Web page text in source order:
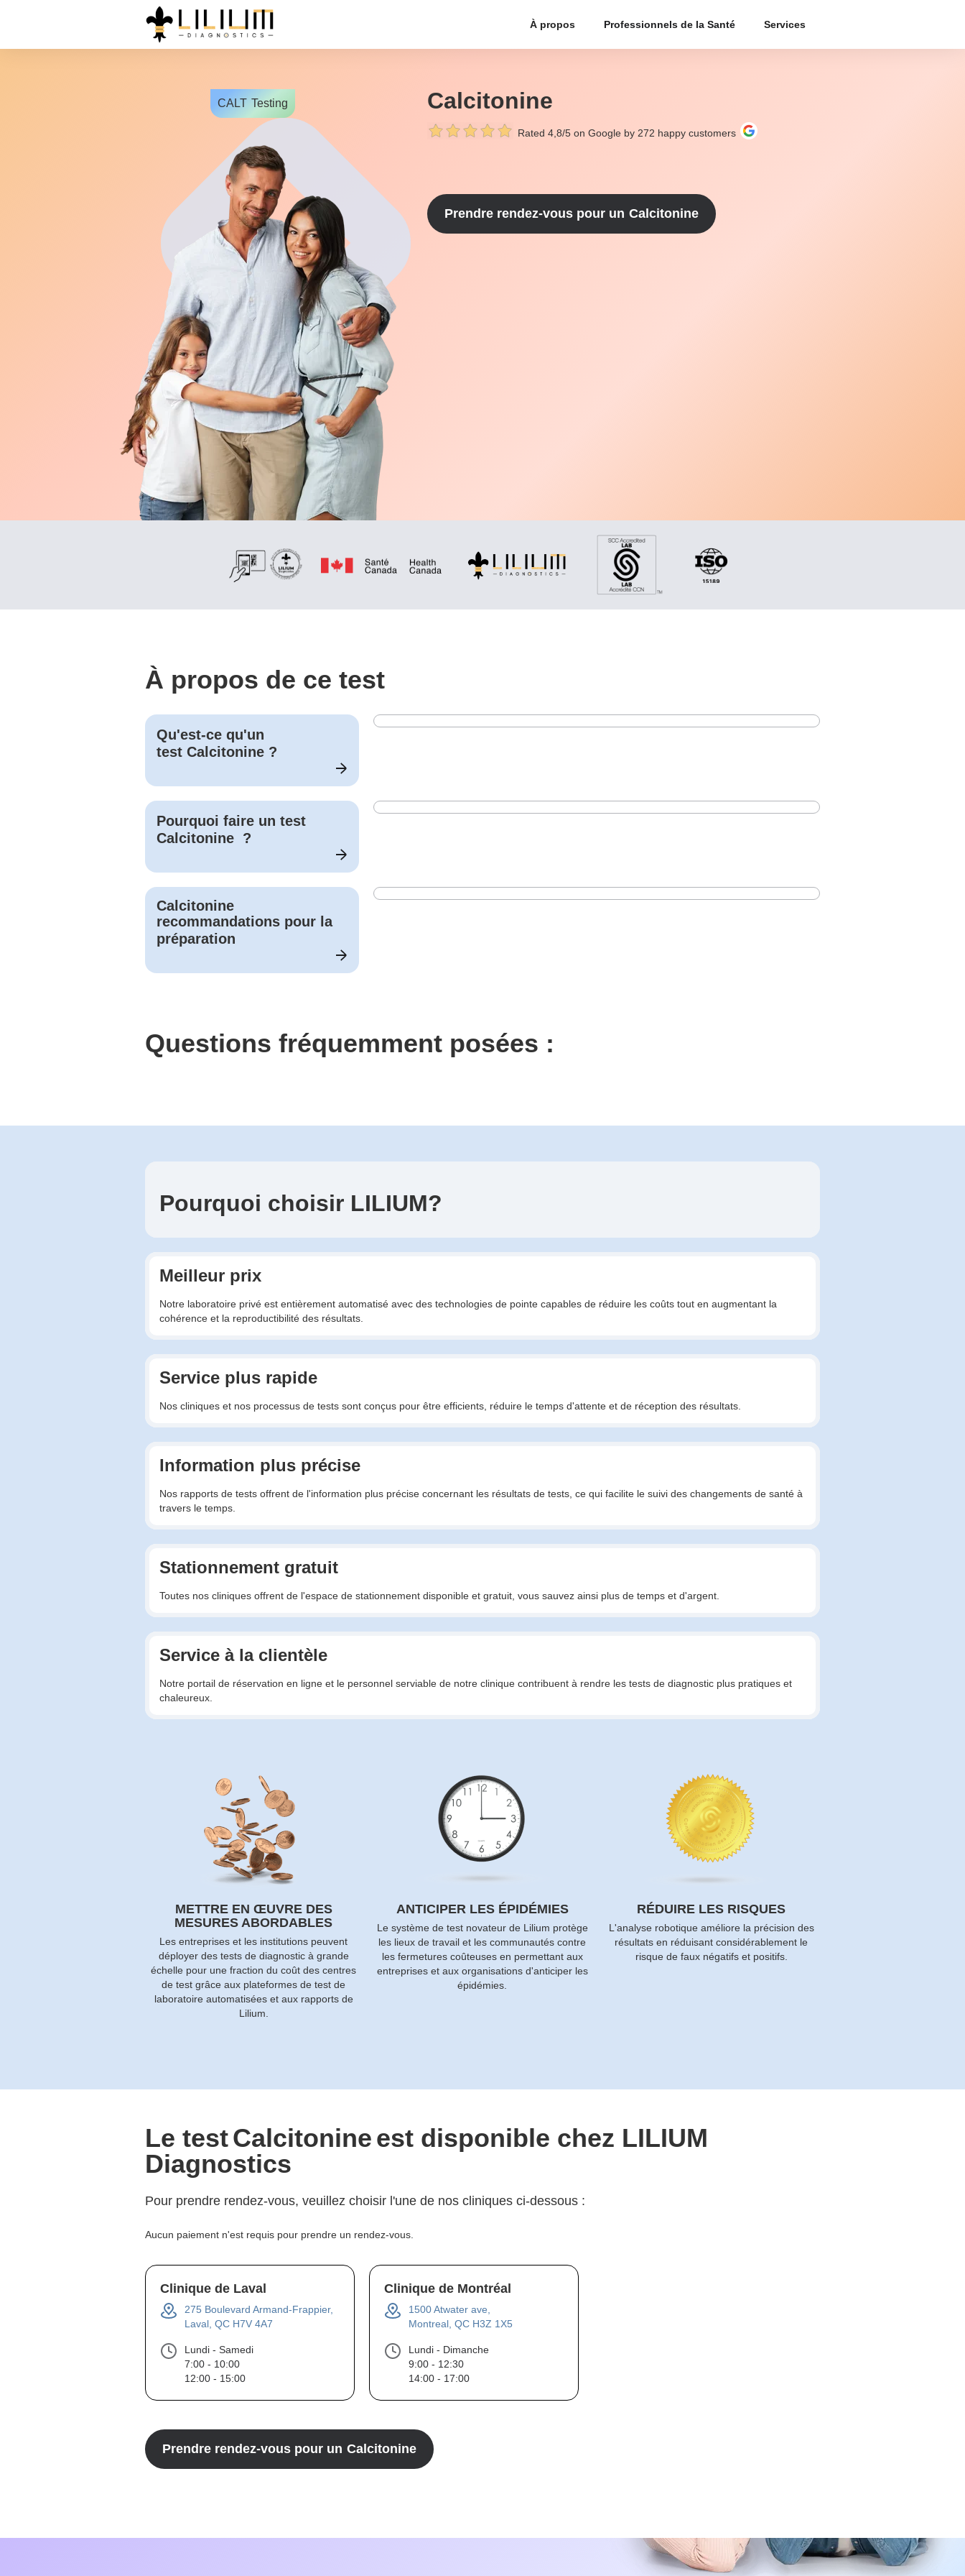
À propos Professionnels de la Santé Services
CALT Testing Calcitonine
Rated 4,8/5 on Google by 272 happy customers
Prendre rendez-vous pour un Calcitonine
À propos de ce test
Qu'est-ce qu'un
test Calcitonine ?
Pourquoi faire un test
Calcitonine ?
Calcitonine
recommandations pour la
préparation
Questions fréquemment posées :
Pourquoi choisir LILIUM?
Meilleur prix
Notre laboratoire privé est entièrement automatisé avec des technologies de pointe capables de réduire les coûts tout en augmentant la
cohérence et la reproductibilité des résultats.
Service plus rapide
Nos cliniques et nos processus de tests sont conçus pour être efficients, réduire le temps d'attente et de réception des résultats.
Information plus précise
Nos rapports de tests offrent de l'information plus précise concernant les résultats de tests, ce qui facilite le suivi des changements de santé à
travers le temps.
Stationnement gratuit
Toutes nos cliniques offrent de l'espace de stationnement disponible et gratuit, vous sauvez ainsi plus de temps et d'argent.
Service à la clientèle
Notre portail de réservation en ligne et le personnel serviable de notre clinique contribuent à rendre les tests de diagnostic plus pratiques et
chaleureux.
METTRE EN ŒUVRE DES
MESURES ABORDABLES
Les entreprises et les institutions peuvent
déployer des tests de diagnostic à grande
échelle pour une fraction du coût des centres
de test grâce aux plateformes de test de
laboratoire automatisées et aux rapports de
Lilium.
ANTICIPER LES ÉPIDÉMIES
Le système de test novateur de Lilium protège
les lieux de travail et les communautés contre
les fermetures coûteuses en permettant aux
entreprises et aux organisations d'anticiper les
épidémies.
RÉDUIRE LES RISQUES
L'analyse robotique améliore la précision des
résultats en réduisant considérablement le
risque de faux négatifs et positifs.
Le testCalcitonineest disponible chez LILIUM
Diagnostics
Pour prendre rendez-vous, veuillez choisir l'une de nos cliniques ci-dessous :
Aucun paiement n'est requis pour prendre un rendez-vous.
Clinique de Laval
275 Boulevard Armand-Frappier,
Laval, QC H7V 4A7
Lundi - Samedi
7:00 - 10:00
12:00 - 15:00
Clinique de Montréal
1500 Atwater ave,
Montreal, QC H3Z 1X5
Lundi - Dimanche
9:00 - 12:30
14:00 - 17:00
Prendre rendez-vous pour un Calcitonine